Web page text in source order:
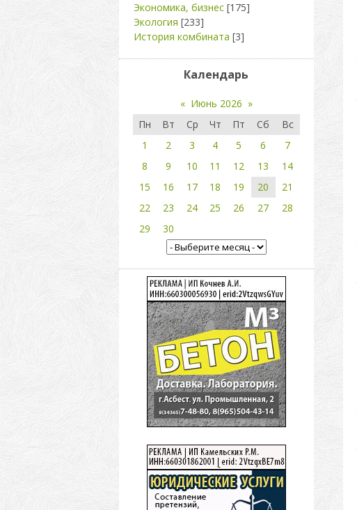
Экономика, бизнес [175]
Экология [233]
История комбината [3]
Календарь
« Июнь 2026 »
Пн
Вт Ср Чт Пт Сб
Вс
1
2 3 4 5 6
7
8
9 10 11 12 13
14
15
16 17 18 19 20
21
22
23 24 25 26 27
28
29
30